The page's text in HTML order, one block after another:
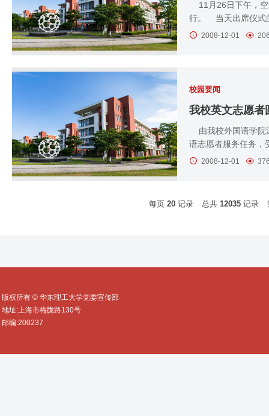
11月26日下午，空
行。 当天出席仪式
2008-12-01
校园要闻
我校英文志愿者
由我校外国语学院
语志愿者服务任务，
2008-12-01
每页 20 记录 总共 12035 记录
版权所有 © 华东理工大学党委宣传部
地址:上海市梅陇路130号
邮编:200237